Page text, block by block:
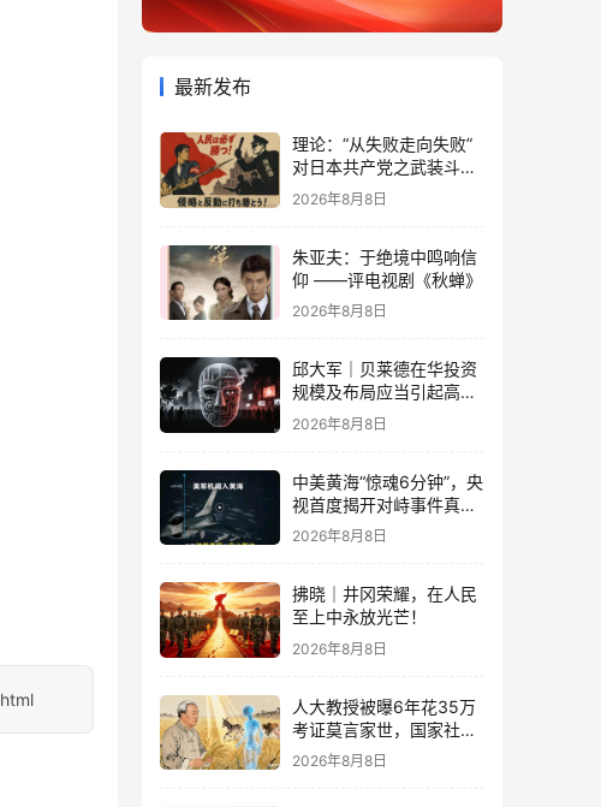
最新发布
理论：“从失败走向失败”
对日本共产党之武装斗争
的分析
2026年8月8日
朱亚夫：于绝境中鸣响信
仰 ——评电视剧《秋蝉》
2026年8月8日
邱大军｜贝莱德在华投资
规模及布局应当引起高度
关注
2026年8月8日
中美黄海“惊魂6分钟”，央
视首度揭开对峙事件真
相，信号极不一般！
2026年8月8日
拂晓｜井冈荣耀，在人民
至上中永放光芒！
2026年8月8日
人大教授被曝6年花35万
考证莫言家世，国家社科
基金重点项目、结项等级
2026年8月8日